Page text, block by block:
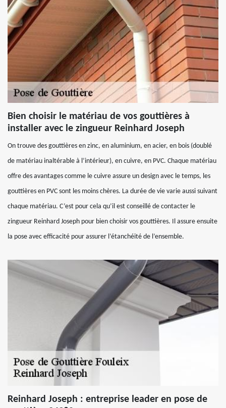
Bien choisir le matériau de vos gouttières à
installer avec le zingueur Reinhard Joseph
On trouve des gouttières en zinc, en aluminium, en acier, en bois (doublé
de matériau inaltérable à l’intérieur), en cuivre, en PVC. Chaque matériau
offre des avantages comme le cuivre assure un design avec le temps, les
gouttières en PVC sont les moins chères. La durée de vie varie aussi suivant
chaque matériau. C’est pour cela qu’il est conseillé de contacter le
zingueur Reinhard Joseph pour bien choisir vos gouttières. Il assure ensuite
la pose avec efficacité pour assurer l’étanchéité de l’ensemble.
Reinhard Joseph : entreprise leader en pose de